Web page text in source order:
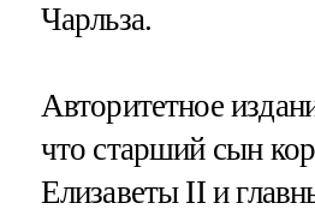
Чарльза.
Авторитетное
что старший сын
Елизаветы II и